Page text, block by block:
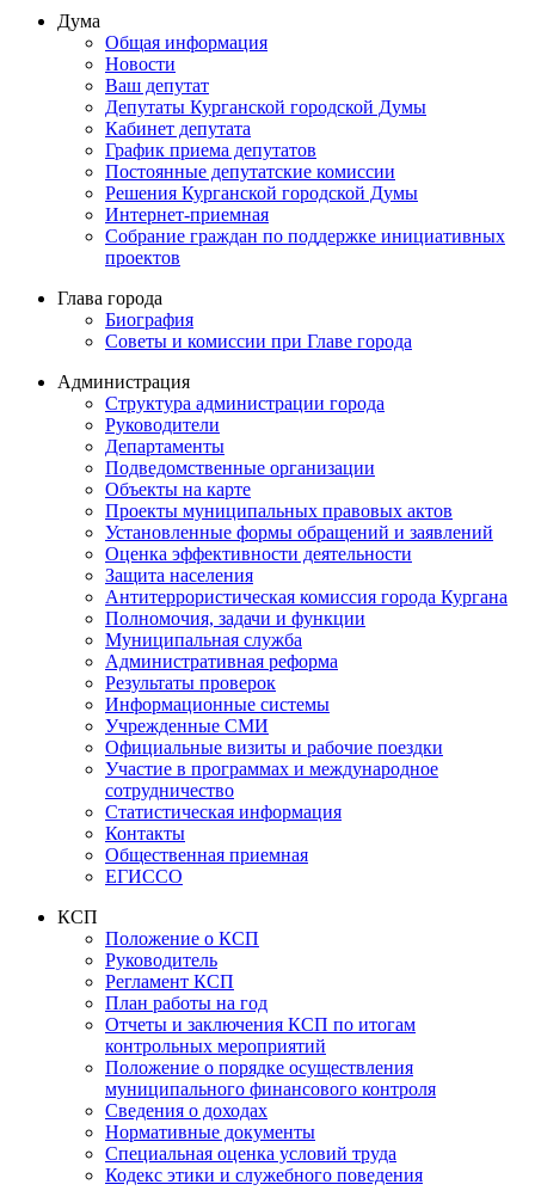
Дума
Общая информация
Новости
Ваш депутат
Депутаты Курганской городской Думы
Кабинет депутата
График приема депутатов
Постоянные депутатские комиссии
Решения Курганской городской Думы
Интернет-приемная
Собрание граждан по поддержке инициативных
проектов
Глава города
Биография
Советы и комиссии при Главе города
Администрация
Структура администрации города
Руководители
Департаменты
Подведомственные организации
Объекты на карте
Проекты муниципальных правовых актов
Установленные формы обращений и заявлений
Оценка эффективности деятельности
Защита населения
Антитеррористическая комиссия города Кургана
Полномочия, задачи и функции
Муниципальная служба
Административная реформа
Результаты проверок
Информационные системы
Учрежденные СМИ
Официальные визиты и рабочие поездки
Участие в программах и международное
сотрудничество
Статистическая информация
Контакты
Общественная приемная
ЕГИССО
КСП
Положение о КСП
Руководитель
Регламент КСП
План работы на год
Отчеты и заключения КСП по итогам
контрольных мероприятий
Положение о порядке осуществления
муниципального финансового контроля
Сведения о доходах
Нормативные документы
Специальная оценка условий труда
Кодекс этики и служебного поведения